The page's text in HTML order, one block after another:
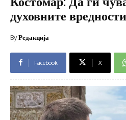
духовните вредности
ByРедакција
Facebook X